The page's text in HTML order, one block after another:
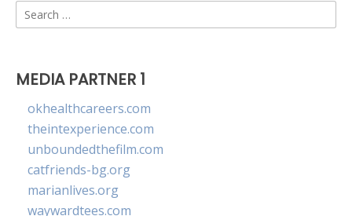
Search
for:
MEDIA PARTNER 1
okhealthcareers.com
theintexperience.com
unboundedthefilm.com
catfriends-bg.org
marianlives.org
waywardtees.com